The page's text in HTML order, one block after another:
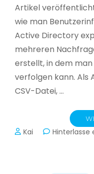
Artikel
wie man
Active Directory
mehreren
erstellt, in dem
verfolgen kann. Als
CSV-Datei, …
Kai